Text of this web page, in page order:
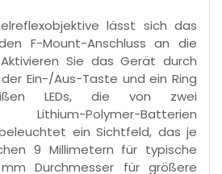
lässt sich das
F-Mount-Anschluss an die
Sie das Gerät durch
Ein-/Aus-Taste und ein Ring
LEDs, die von zwei
Lithium-Polymer-Batterien
ein Sichtfeld, das je
9 Millimetern für typische
Durchmesser für größere